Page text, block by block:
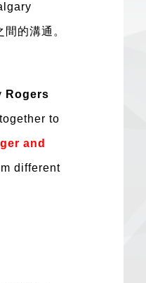
的溝通。
Rogers
to
and
different